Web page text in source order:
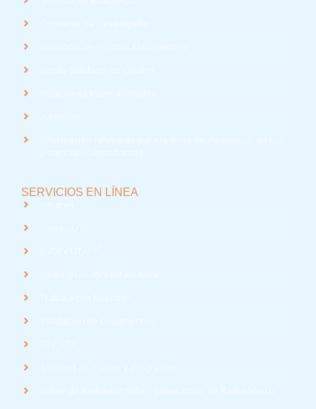
SERVICIOS EN LÍNEA